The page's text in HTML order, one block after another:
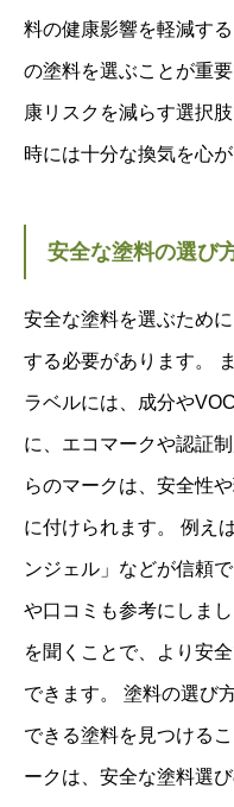
料の健康影響を軽減す
の塗料を選ぶことが重
康リスクを減らす選択
時には十分な換気を心
安全な塗料の選び
安全な塗料を選ぶため
する必要があります。
ラベルには、成分や
に、エコマークや認証
らのマークは、安全性
に付けられます。 例え
ンジェル」などが信頼
や口コミも参考にしま
を聞くことで、より安
できます。 塗料の選び
できる塗料を見つける
ークは、安全な塗料選